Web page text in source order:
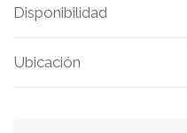
Disponibilidad
Ubicación